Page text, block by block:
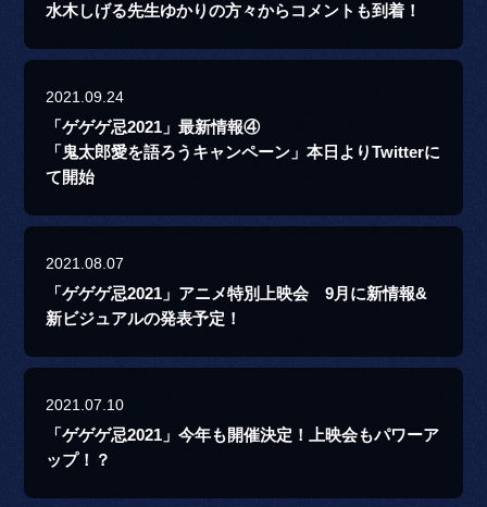
水木しげる先生ゆかりの方々からコメントも到着！
2021.09.24
「ゲゲゲ忌2021」最新情報④
「鬼太郎愛を語ろうキャンペーン」本日よりTwitterに
て開始
2021.08.07
「ゲゲゲ忌2021」アニメ特別上映会 9月に新情報&
新ビジュアルの発表予定！
2021.07.10
「ゲゲゲ忌2021」今年も開催決定！上映会もパワーア
ップ！？